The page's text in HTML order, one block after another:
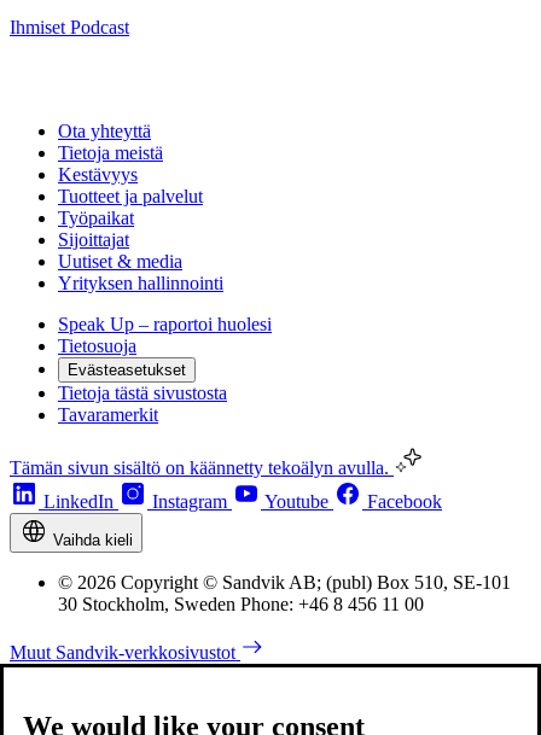
Ihmiset Podcast
Ota yhteyttä
Tietoja meistä
Kestävyys
Tuotteet ja palvelut
Työpaikat
Sijoittajat
Uutiset & media
Yrityksen hallinnointi
Speak Up – raportoi huolesi
Tietosuoja
Evästeasetukset
Tietoja tästä sivustosta
Tavaramerkit
Tämän sivun sisältö on käännetty tekoälyn avulla.
LinkedIn
Instagram Youtube Facebook
Vaihda kieli
© 2026 Copyright © Sandvik AB; (publ) Box 510, SE-101
30 Stockholm, Sweden Phone: +46 8 456 11 00
Muut Sandvik-verkkosivustot
We would like your consent